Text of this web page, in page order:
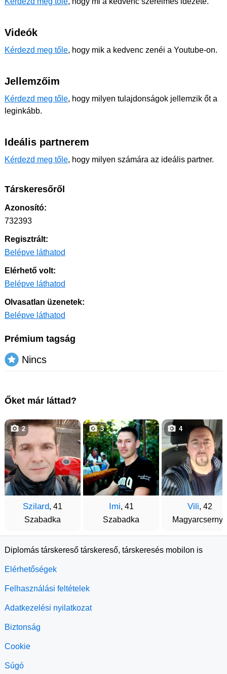
Videók
Kérdezd meg tőle, hogy mik a kedvenc zenéi a Youtube-on.
Jellemzőim
Kérdezd meg tőle, hogy milyen tulajdonságok jellemzik őt a
leginkább.
Ideális partnerem
Kérdezd meg tőle, hogy milyen számára az ideális partner.
Társkeresőről
Azonosító:
732393
Regisztrált:
Belépve láthatod
Elérhető volt:
Belépve láthatod
Olvasatlan üzenetek:
Belépve láthatod
Prémium tagság
Nincs
Őket már láttad?
Szilard, 41
Szabadka
2
Imi, 41
Szabadka
3
Vili, 42
Magyarcsernye
4
Diplomás társkereső társkereső, társkeresés mobilon is
Elérhetőségek
Felhasználási feltételek
Adatkezelési nyilatkozat
Biztonság
Cookie
Súgó